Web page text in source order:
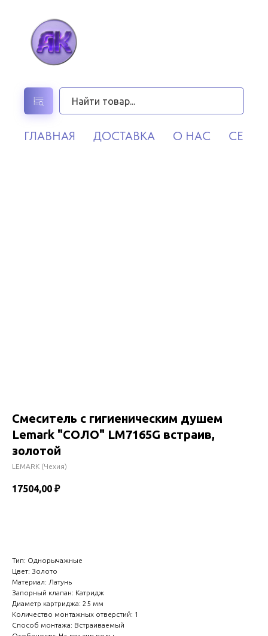
ГЛАВНАЯ ДОСТАВКА О НАС
Смеситель с гигиеническим душем
Lemark "СОЛО" LM7165G встраив,
золотой
LEMARK (Чехия)
17504,00 ₽
Тип: Однорычажные
Цвет: Золото
Материал: Латунь
Запорный клапан: Катридж
Диаметр картриджа: 25 мм
Количество монтажных отверстий: 1
Способ монтажа: Встраиваемый